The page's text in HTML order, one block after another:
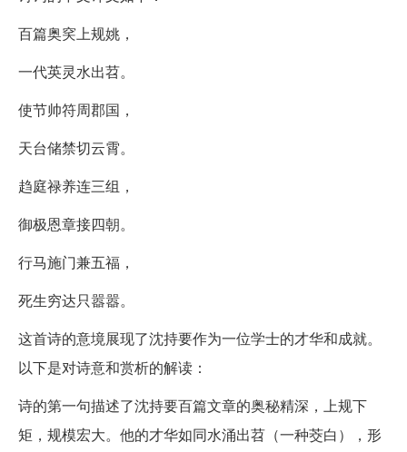
百篇奥穾上规姚，
一代英灵水出苕。
使节帅符周郡国，
天台储禁切云霄。
趋庭禄养连三组，
御极恩章接四朝。
行马施门兼五福，
死生穷达只嚣嚣。
这首诗的意境展现了沈持要作为一位学士的才华和成就。
以下是对诗意和赏析的解读：
诗的第一句描述了沈持要百篇文章的奥秘精深，上规下
矩，规模宏大。他的才华如同水涌出苕（一种茭白），形